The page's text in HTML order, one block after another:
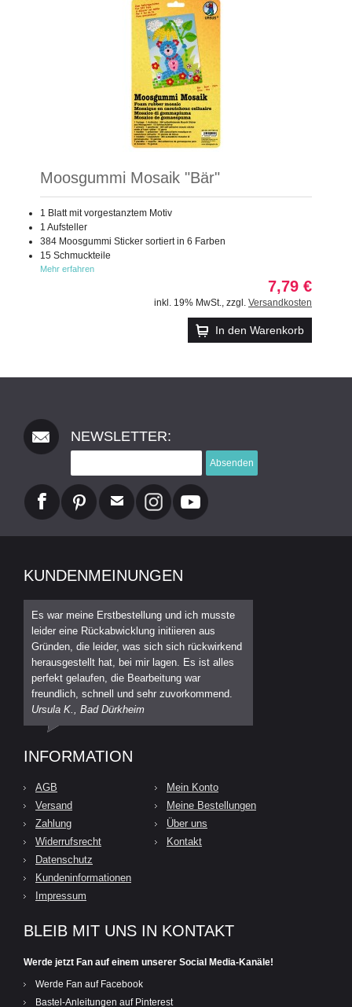
Moosgummi Mosaik "Bär"
1 Blatt mit vorgestanztem Motiv
1 Aufsteller
384 Moosgummi Sticker sortiert in 6 Farben
15 Schmuckteile
Mehr erfahren
7,79 €
inkl. 19% MwSt. zzgl. Versandkosten
In den Warenkorb
NEWSLETTER:
Absenden
KUNDENMEINUNGEN
Es war meine Erstbestellung und ich musste
leider eine Rückabwicklung initiieren aus
Gründen, die leider, was sich sich rückwirkend
herausgestellt hat, bei mir lagen. Es ist alles
perfekt gelaufen, die Bearbeitung war
freundlich, schnell und sehr zuvorkommend.
Ursula K., Bad Dürkheim
INFORMATION
AGB
Versand
Zahlung
Widerrufsrecht
Datenschutz
Kundeninformationen
Impressum
Mein Konto
Meine Bestellungen
Über uns
Kontakt
BLEIB MIT UNS IN KONTAKT
Werde jetzt Fan auf einem unserer Social Media-Kanäle!
Werde Fan auf Facebook
Bastel-Anleitungen auf Pinterest